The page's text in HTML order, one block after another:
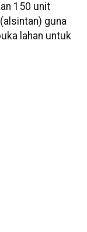
150 unit
guna
lahan untuk